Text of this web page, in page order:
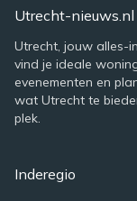
Utrecht-nieuws.nl
Utrecht, jouw alles-
vind je ideale
evenementen en
wat Utrecht te
plek.
Inderegio